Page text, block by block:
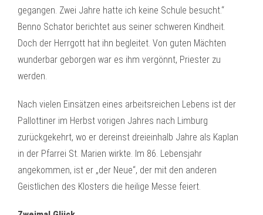
gegangen. Zwei Jahre hatte ich keine Schule besucht.“
Benno Schator berichtet aus seiner schweren Kindheit.
Doch der Herrgott hat ihn begleitet. Von guten Mächten
wunderbar geborgen war es ihm vergönnt, Priester zu
werden.
Nach vielen Einsätzen eines arbeitsreichen Lebens ist der
Pallottiner im Herbst vorigen Jahres nach Limburg
zurückgekehrt, wo er dereinst dreieinhalb Jahre als Kaplan
in der Pfarrei St. Marien wirkte. Im 86. Lebensjahr
angekommen, ist er „der Neue“, der mit den anderen
Geistlichen des Klosters die heilige Messe feiert.